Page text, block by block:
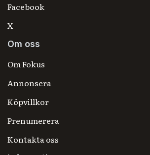
Facebook
X
Om oss
Om Fokus
Annonsera
Köpvillkor
Prenumerera
Kontakta oss